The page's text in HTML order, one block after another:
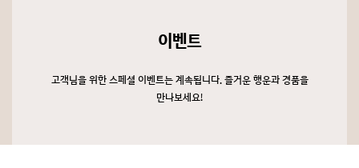
이벤트
고객님을 위한 스페셜 이벤트는 계속됩니다. 즐거운 행운과 경품을
만나보세요!